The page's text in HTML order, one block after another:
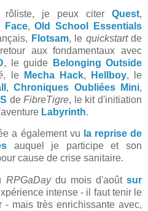
rôliste, je peux citer Quest,
Face,Old School Essentials
Flotsam, le quickstartde
aux fondamentaux avec
, le guide
Belonging Outside
, le Mecha Hack, Hellboy, le
,Chroniques Oubliées Mini,
deFibreTigre, le kit d'initiation
Labyrinth.
a également vu la reprise de
auquel je participe et son
cause de crise sanitaire.
RPGaDaydu mois d'août sur
intense - il faut tenir le
- mais très enrichissante avec,